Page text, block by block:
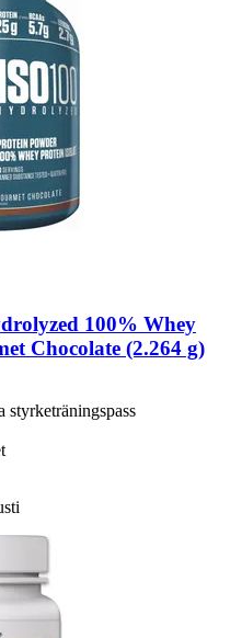
100% Whey
Chocolate (2.264 g)
styrketräningspass